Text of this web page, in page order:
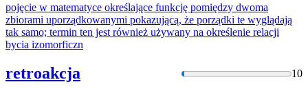
pojęcie w matematyce określające funkcję pomiędzy dwoma
zbiorami uporządkowanymi pokazującą, że porządki te wyglądają
tak samo; termin ten jest również używany na określenie relacji
bycia izomorficzn
retroakcja 10